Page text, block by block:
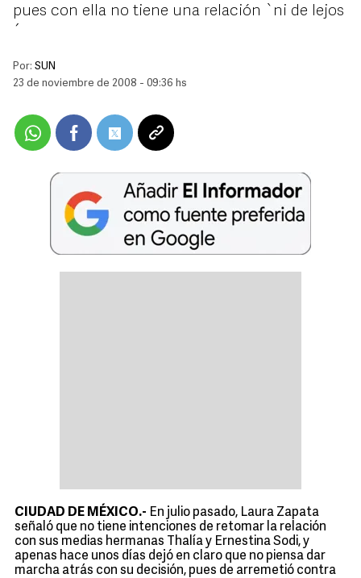
pues con ella no tiene una relación `ni de lejos
´
Por: SUN
23 de noviembre de 2008 - 09:36 hs
CIUDAD DE MÉXICO.- En julio pasado, Laura Zapata
señaló que no tiene intenciones de retomar la relación
con sus medias hermanas Thalía y Ernestina Sodi, y
apenas hace unos días dejó en claro que no piensa dar
marcha atrás con su decisión, pues de arremetió contra